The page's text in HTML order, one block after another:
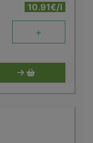
10.91€/l
+